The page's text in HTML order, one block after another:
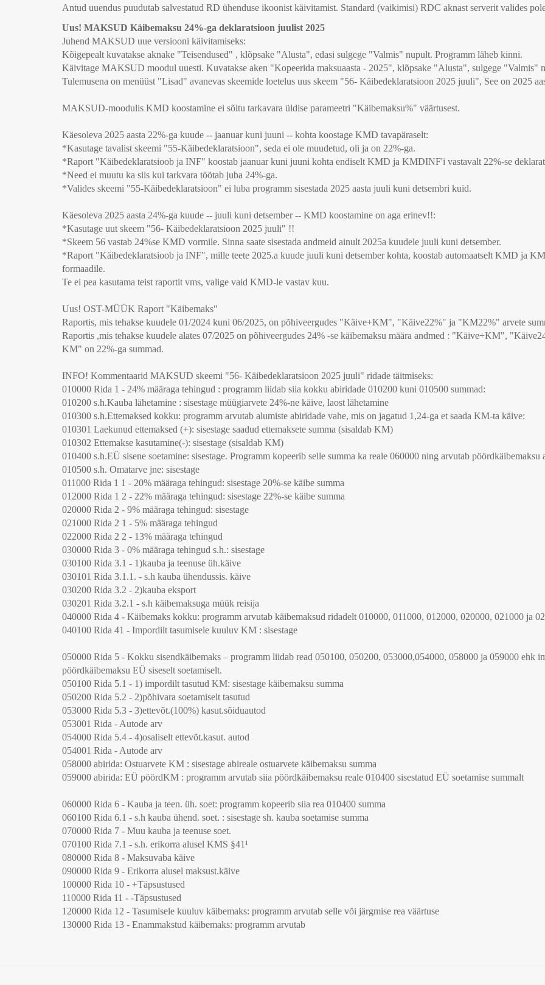
Antud uuendus puudutab salvestatud RD ühenduse ikoonist käivitamist. Standard (vaikimisi) RDC aknast serverit valides
Uus! MAKSUD Käibemaksu 24%-ga deklaratsioon juulist 2025
Juhend MAKSUD uue versiooni käivitamiseks:
Kõigepealt kuvatakse aknake "Teisendused" , klõpsake "Alusta", edasi sulgege "Valmis" nupult. Programm läheb kinni.
Käivitage MAKSUD moodul uuesti. Kuvatakse aken "Kopeerida maksuaasta - 2025", klõpsake "Alusta", sulgege "Valmis"
Tulemusena on menüüst "Lisad" avanevas skeemide loetelus uus skeem "56- Käibedeklaratsioon 2025 juuli", See on 2025
MAKSUD-moodulis KMD koostamine ei sõltu tarkavara üldise parameetri "Käibemaksu%" väärtusest.
Käesoleva 2025 aasta 22%-ga kuude -- jaanuar kuni juuni -- kohta koostage KMD tavapäraselt:
*Kasutage tavalist skeemi "55-Käibedeklaratsioon", seda ei ole muudetud, oli ja on 22%-ga.
*Raport "Käibedeklaratsioob ja INF" koostab jaanuar kuni juuni kohta endiselt KMD ja KMDINF'i vastavalt 22%-se
*Need ei muutu ka siis kui tarkvara töötab juba 24%-ga.
*Valides skeemi "55-Käibedeklaratsioon" ei luba programm sisestada 2025 aasta juuli kuni detsembri kuid.
Käesoleva 2025 aasta 24%-ga kuude -- juuli kuni detsember -- KMD koostamine on aga erinev!!:
*Kasutage uut skeem "56- Käibedeklaratsioon 2025 juuli" !!
*Skeem 56 vastab 24%se KMD vormile. Sinna saate sisestada andmeid ainult 2025a kuudele juuli kuni detsember.
*Raport "Käibedeklaratsioob ja INF", mille teete 2025.a kuude juuli kuni detsember kohta, koostab automaatselt KMD ja
formaadile.
Te ei pea kasutama teist raportit vms, valige vaid KMD-le vastav kuu.
Uus! OST-MÜÜK Raport "Käibemaks"
Raportis, mis tehakse kuudele 01/2024 kuni 06/2025, on põhiveergudes "Käive+KM", "Käive22%" ja "KM22%" arvete
Raportis ,mis tehakse kuudele alates 07/2025 on põhiveergudes 24% -se käibemaksu määra andmed : "Käive+KM",
KM" on 22%-ga summad.
INFO! Kommentaarid MAKSUD skeemi "56- Käibedeklaratsioon 2025 juuli" ridade täitmiseks:
010000 Rida 1 - 24% määraga tehingud : programm liidab siia kokku abiridade 010200 kuni 010500 summad:
010200 s.h.Kauba lähetamine : sisestage müügiarvete 24%-ne käive, laost lähetamine
010300 s.h.Ettemaksed kokku: programm arvutab alumiste abiridade vahe, mis on jagatud 1,24-ga et saada KM-ta käive:
010301 Laekunud ettemaksed (+): sisestage saadud ettemaksete summa (sisaldab KM)
010302 Ettemakse kasutamine(-): sisestage (sisaldab KM)
010400 s.h.EÜ sisene soetamine: sisestage. Programm kopeerib selle summa ka reale 060000 ning arvutab
010500 s.h. Omatarve jne: sisestage
011000 Rida 1 1 - 20% määraga tehingud: sisestage 20%-se käibe summa
012000 Rida 1 2 - 22% määraga tehingud: sisestage 22%-se käibe summa
020000 Rida 2 - 9% määraga tehingud: sisestage
021000 Rida 2 1 - 5% määraga tehingud
022000 Rida 2 2 - 13% määraga tehingud
030000 Rida 3 - 0% määraga tehingud s.h.: sisestage
030100 Rida 3.1 - 1)kauba ja teenuse üh.käive
030101 Rida 3.1.1. - s.h kauba ühendussis. käive
030200 Rida 3.2 - 2)kauba eksport
030201 Rida 3.2.1 - s.h käibemaksuga müük reisija
040000 Rida 4 - Käibemaks kokku: programm arvutab käibemaksud ridadelt 010000, 011000, 012000, 020000, 021000 ja
040100 Rida 41 - Impordilt tasumisele kuuluv KM : sisestage
050000 Rida 5 - Kokku sisendkäibemaks – programm liidab read 050100, 050200, 053000,054000, 058000 ja 059000 ehk
pöördkäibemaksu EÜ siseselt soetamiselt.
050100 Rida 5.1 - 1) impordilt tasutud KM: sisestage käibemaksu summa
050200 Rida 5.2 - 2)põhivara soetamiselt tasutud
053000 Rida 5.3 - 3)ettevõt.(100%) kasut.sõiduautod
053001 Rida - Autode arv
054000 Rida 5.4 - 4)osaliselt ettevõt.kasut. autod
054001 Rida - Autode arv
058000 abirida: Ostuarvete KM : sisestage abireale ostuarvete käibemaksu summa
059000 abirida: EÜ pöördKM : programm arvutab siia pöördkäibemaksu reale 010400 sisestatud EÜ soetamise summalt
060000 Rida 6 - Kauba ja teen. üh. soet: programm kopeerib siia rea 010400 summa
060100 Rida 6.1 - s.h kauba ühend. soet. : sisestage sh. kauba soetamise summa
070000 Rida 7 - Muu kauba ja teenuse soet.
070100 Rida 7.1 - s.h. erikorra alusel KMS §41¹
080000 Rida 8 - Maksuvaba käive
090000 Rida 9 - Erikorra alusel maksust.käive
100000 Rida 10 - +Täpsustused
110000 Rida 11 - -Täpsustused
120000 Rida 12 - Tasumisele kuuluv käibemaks: programm arvutab selle või järgmise rea väärtuse
130000 Rida 13 - Enammakstud käibemaks: programm arvutab